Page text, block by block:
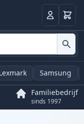
Log in
Samsung
Familiebedrijf
sinds 1997